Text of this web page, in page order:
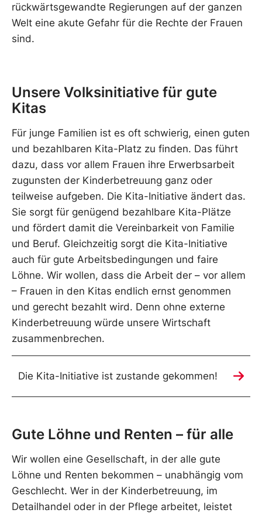
rückwärtsgewandte Regierungen auf der ganzen
Welt eine akute Gefahr für die Rechte der Frauen
sind.
Unsere Volksinitiative für gute
Kitas
Für junge Familien ist es oft schwierig, einen guten
und bezahlbaren Kita-Platz zu finden. Das führt
dazu, dass vor allem Frauen ihre Erwerbsarbeit
zugunsten der Kinderbetreuung ganz oder
teilweise aufgeben. Die Kita-Initiative ändert das.
Sie sorgt für genügend bezahlbare Kita-Plätze
und fördert damit die Vereinbarkeit von Familie
und Beruf. Gleichzeitig sorgt die Kita-Initiative
auch für gute Arbeitsbedingungen und faire
Löhne. Wir wollen, dass die Arbeit der – vor allem
– Frauen in den Kitas endlich ernst genommen
und gerecht bezahlt wird. Denn ohne externe
Kinderbetreuung würde unsere Wirtschaft
zusammenbrechen.
Die Kita-Initiative ist zustande gekommen!
Gute Löhne und Renten – für alle
Wir wollen eine Gesellschaft, in der alle gute
Löhne und Renten bekommen – unabhängig vom
Geschlecht. Wer in der Kinderbetreuung, im
Detailhandel oder in der Pflege arbeitet, leistet